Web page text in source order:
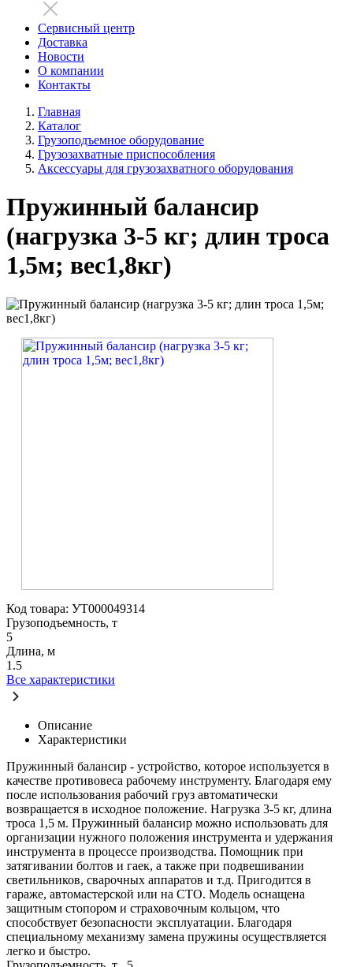
Сервисный центр
Доставка
Новости
О компании
Контакты
Главная
Каталог
Грузоподъемное оборудование
Грузозахватные приспособления
Аксессуары для грузозахватного оборудования
Пружинный балансир
(нагрузка 3-5 кг; длин троса
1,5м; вес1,8кг)
Код товара: УТ000049314
Грузоподъемность, т
5
Длина, м
1.5
Все характеристики
Описание
Характеристики
Пружинный балансир - устройство, которое используется в
качестве противовеса рабочему инструменту. Благодаря ему
после использования рабочий груз автоматически
возвращается в исходное положение. Нагрузка 3-5 кг, длина
троса 1,5 м. Пружинный балансир можно использовать для
организации нужного положения инструмента и удержания
инструмента в процессе производства. Помощник при
затягивании болтов и гаек, а также при подвешивании
светильников, сварочных аппаратов и т.д. Пригодится в
гараже, автомастерской или на СТО. Модель оснащена
защитным стопором и страховочным кольцом, что
способствует безопасности эксплуатации. Благодаря
специальному механизму замена пружины осуществляется
легко и быстро.